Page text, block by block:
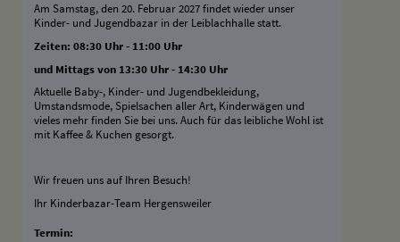
Am Samstag, den 20. Februar 2027 findet wieder unser
Kinder- und Jugendbazar in der Leiblachhalle statt.
Zeiten: 08:30 Uhr - 11:00 Uhr
und Mittags von 13:30 Uhr - 14:30 Uhr
Aktuelle Baby-, Kinder- und Jugendbekleidung,
Umstandsmode, Spielsachen aller Art, Kinderwägen und
vieles mehr finden Sie bei uns. Auch für das leibliche Wohl ist
mit Kaffee & Kuchen gesorgt.
Wir freuen uns auf Ihren Besuch!
Ihr Kinderbazar-Team Hergensweiler
Termin: